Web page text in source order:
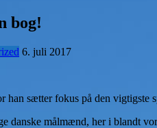
bog!
6. juli 2017
han sætter fokus på den vigtigste
danske målmænd, her i blandt